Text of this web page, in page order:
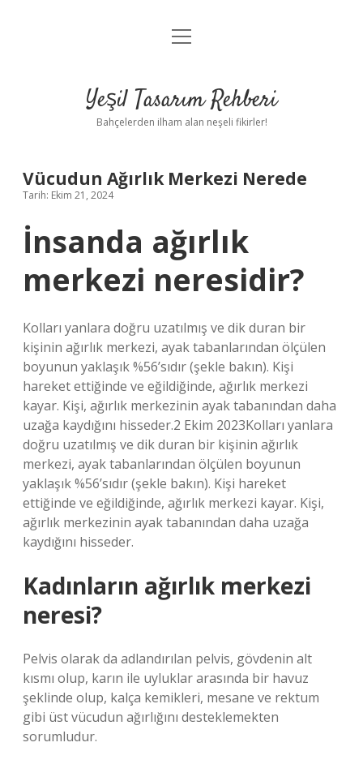
Anasayfa
Yasal Uyarı
menüyü
Yeşil Tasarım Rehberi
Bahçelerden ilham alan neşeli fikirler!
Vücudun Ağırlık Merkezi Nerede
Tarih: Ekim 21, 2024
İnsanda ağırlık
merkezi neresidir?
Kolları yanlara doğru uzatılmış ve dik duran bir
kişinin ağırlık merkezi, ayak tabanlarından ölçülen
boyunun yaklaşık %56’sıdır (şekle bakın). Kişi
hareket ettiğinde ve eğildiğinde, ağırlık merkezi
kayar. Kişi, ağırlık merkezinin ayak tabanından daha
uzağa kaydığını hisseder.2 Ekim 2023Kolları yanlara
doğru uzatılmış ve dik duran bir kişinin ağırlık
merkezi, ayak tabanlarından ölçülen boyunun
yaklaşık %56’sıdır (şekle bakın). Kişi hareket
ettiğinde ve eğildiğinde, ağırlık merkezi kayar. Kişi,
ağırlık merkezinin ayak tabanından daha uzağa
kaydığını hisseder.
Kadınların ağırlık merkezi
neresi?
Pelvis olarak da adlandırılan pelvis, gövdenin alt
kısmı olup, karın ile uyluklar arasında bir havuz
şeklinde olup, kalça kemikleri, mesane ve rektum
gibi üst vücudun ağırlığını desteklemekten
sorumludur.